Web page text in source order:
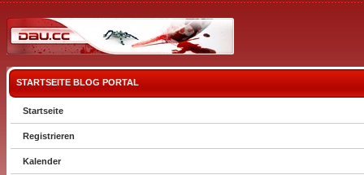
STARTSEITE BLOG PORTAL
Startseite
Registrieren
Kalender